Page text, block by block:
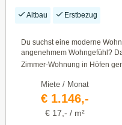
Altbau Erstbezug
Du suchst eine moderne
angenehmem Wohngefühl?
Zimmer-Wohnung in Höfen
Miete / Monat
€ 1.146,-
€ 17,- / m²